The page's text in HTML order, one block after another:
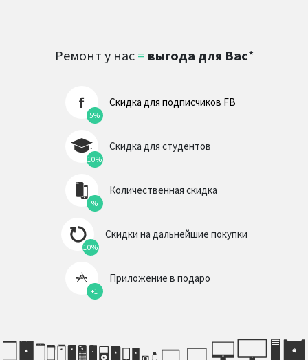
Ремонт у нас = выгода для Вас*
5%
Скидка для подписчиков FB
10%
Скидка для студентов
%
Количественная скидка
10%
Скидки на дальнейшие покупки
+1
Приложение в подаро